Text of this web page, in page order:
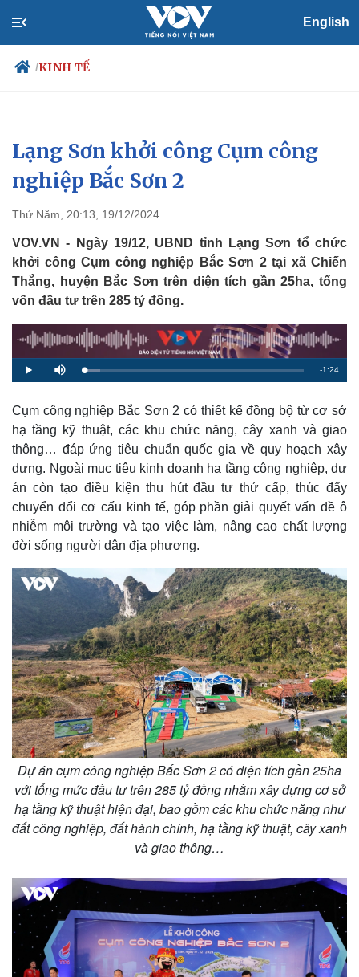
English
/KINH TẾ
Chính trị
Đảng
Tổ chức nhân sự
Nhận diện sự thật
Xã hội
Việc làm
Biển đảo
Lạng Sơn khởi công Cụm công
nghiệp Bắc Sơn 2
Thứ Năm, 20:13, 19/12/2024
VOV.VN - Ngày 19/12, UBND tỉnh Lạng Sơn tổ chức
khởi công Cụm công nghiệp Bắc Sơn 2 tại xã Chiến
Thắng, huyện Bắc Sơn trên diện tích gần 25ha, tổng
vốn đầu tư trên 285 tỷ đồng.
P
l
M
u
L
o
7
.
2
0
R
i
T
i
m
e
-1:24
Cụm công nghiệp Bắc Sơn 2 có thiết kế đồng bộ từ cơ sở
hạ tầng kỹ thuật, các khu chức năng, cây xanh và giao
thông… đáp ứng tiêu chuẩn quốc gia về quy hoạch xây
dựng. Ngoài mục tiêu kinh doanh hạ tầng công nghiệp, dự
án còn tạo điều kiện thu hút đầu tư thứ cấp, thúc đẩy
chuyển đổi cơ cấu kinh tế, góp phần giải quyết vấn đề ô
nhiễm môi trường và tạo việc làm, nâng cao chất lượng
đời sống người dân địa phương.
Dự án cụm công nghiệp Bắc Sơn 2 có diện tích gần 25ha
với tổng mức đầu tư trên 285 tỷ đồng nhằm xây dựng cơ sở
hạ tầng kỹ thuật hiện đại, bao gồm các khu chức năng như
đất công nghiệp, đất hành chính, hạ tầng kỹ thuật, cây xanh
và giao thông…